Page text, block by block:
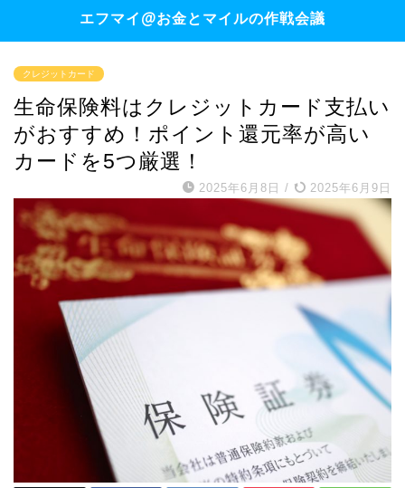
エフマイ@お金とマイルの作戦会議
クレジットカード
生命保険料はクレジットカード支払い
がおすすめ！ポイント還元率が高い
カードを5つ厳選！
2025年6月8日 / 2025年6月9日